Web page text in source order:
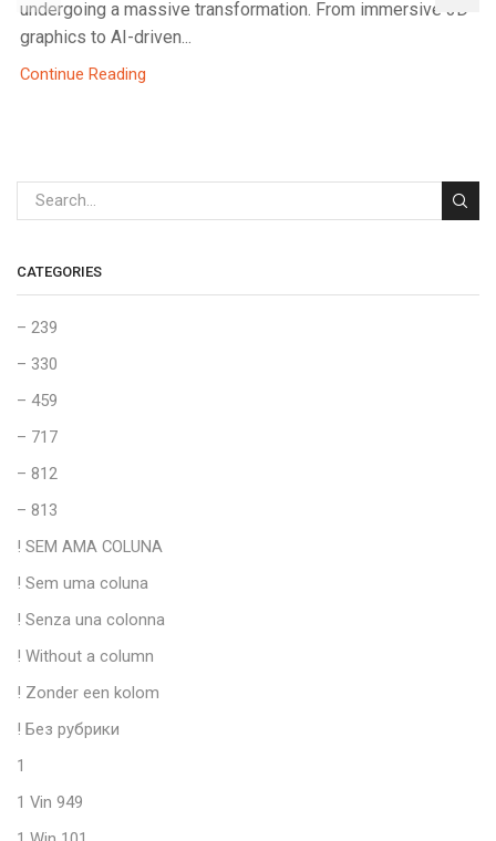
undergoing a massive transformation. From immersive 3D
graphics to AI-driven...
Continue Reading
CATEGORIES
– 239
– 330
– 459
– 717
– 812
– 813
! SEM AMA COLUNA
! Sem uma coluna
! Senza una colonna
! Without a column
! Zonder een kolom
! Без рубрики
1
1 Vin 949